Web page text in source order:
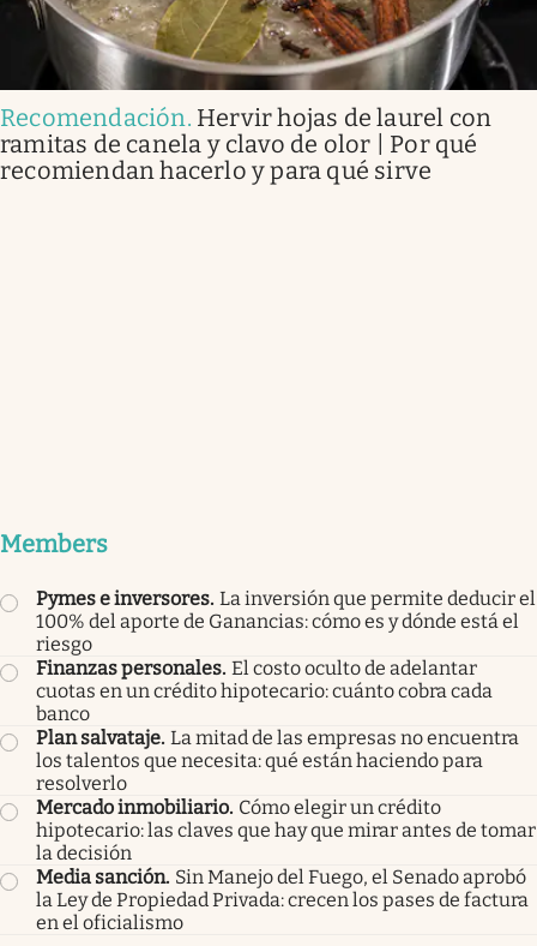
Recomendación. Hervir hojas de laurel con
ramitas de canela y clavo de olor | Por qué
recomiendan hacerlo y para qué sirve
Members
Pymes e inversores. La inversión que permite deducir el
100% del aporte de Ganancias: cómo es y dónde está el
riesgo
Finanzas personales. El costo oculto de adelantar
cuotas en un crédito hipotecario: cuánto cobra cada
banco
Plan salvataje. La mitad de las empresas no encuentra
los talentos que necesita: qué están haciendo para
resolverlo
Mercado inmobiliario. Cómo elegir un crédito
hipotecario: las claves que hay que mirar antes de tomar
la decisión
Media sanción. Sin Manejo del Fuego, el Senado aprobó
la Ley de Propiedad Privada: crecen los pases de factura
en el oficialismo